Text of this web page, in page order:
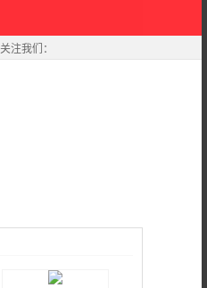
关注我们：